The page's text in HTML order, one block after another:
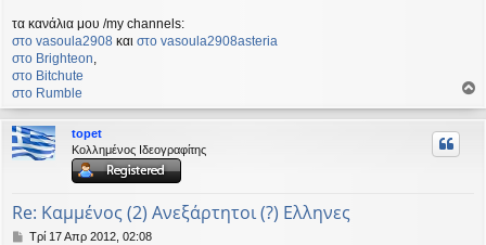
τα κανάλια μου /my channels:
στο vasoula2908 και στο vasoula2908asteria
στο Βrighteon,
στο Bitchute
στο Rumble
ο
ρ
topet
Κολλημένος Ιδεογραφίτης
Re: Καμμένος (2) Ανεξάρτητοι (?) Ελληνες
ΔΤρί 17 Απρ 2012, 02:08